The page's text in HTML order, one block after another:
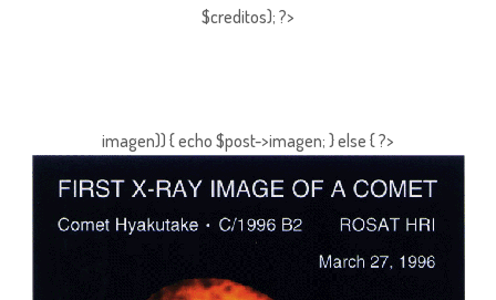
$creditos); ?>
imagen)) { echo $post->imagen; } else { ?>